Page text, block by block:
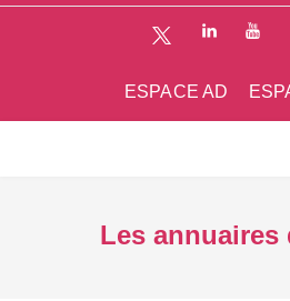
ESPACE AD
Les annuaires